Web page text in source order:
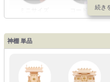
コードレス
LED灯 七色LED灯
神棚 単品